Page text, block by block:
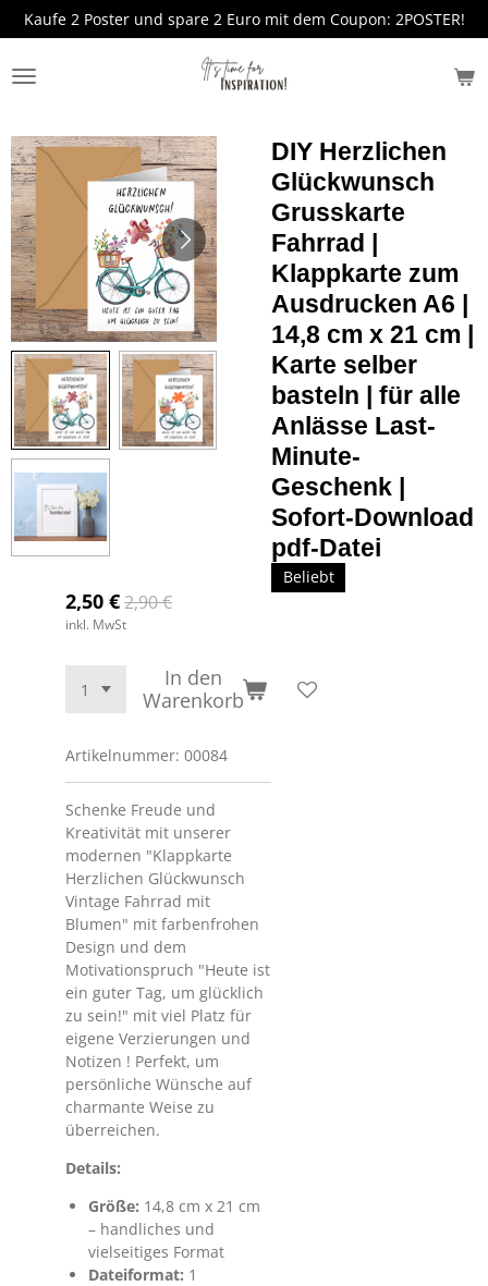
Zum
Hauptinhalt
springen
Kaufe 2 Poster und spare 2 Euro mit dem Coupon: 2POSTER!
DIY Herzlichen
Glückwunsch
Grusskarte
Fahrrad |
Klappkarte zum
Ausdrucken A6 |
14,8 cm x 21 cm |
Karte selber
basteln | für alle
Anlässe Last-
Minute-
Geschenk |
Sofort-Download
pdf-Datei
Beliebt
2,50 €2,90 €
inkl. MwSt
In den
Warenkorb
Artikelnummer: 00084
Schenke Freude und
Kreativität mit unserer
modernen "Klappkarte
Herzlichen Glückwunsch
Vintage Fahrrad mit
Blumen" mit farbenfrohen
Design und dem
Motivationspruch "Heute ist
ein guter Tag, um glücklich
zu sein!" mit viel Platz für
eigene Verzierungen und
Notizen ! Perfekt, um
persönliche Wünsche auf
charmante Weise zu
überreichen.
Details:
Größe: 14,8 cm x 21 cm
– handliches und
vielseitiges Format
Dateiformat: 1